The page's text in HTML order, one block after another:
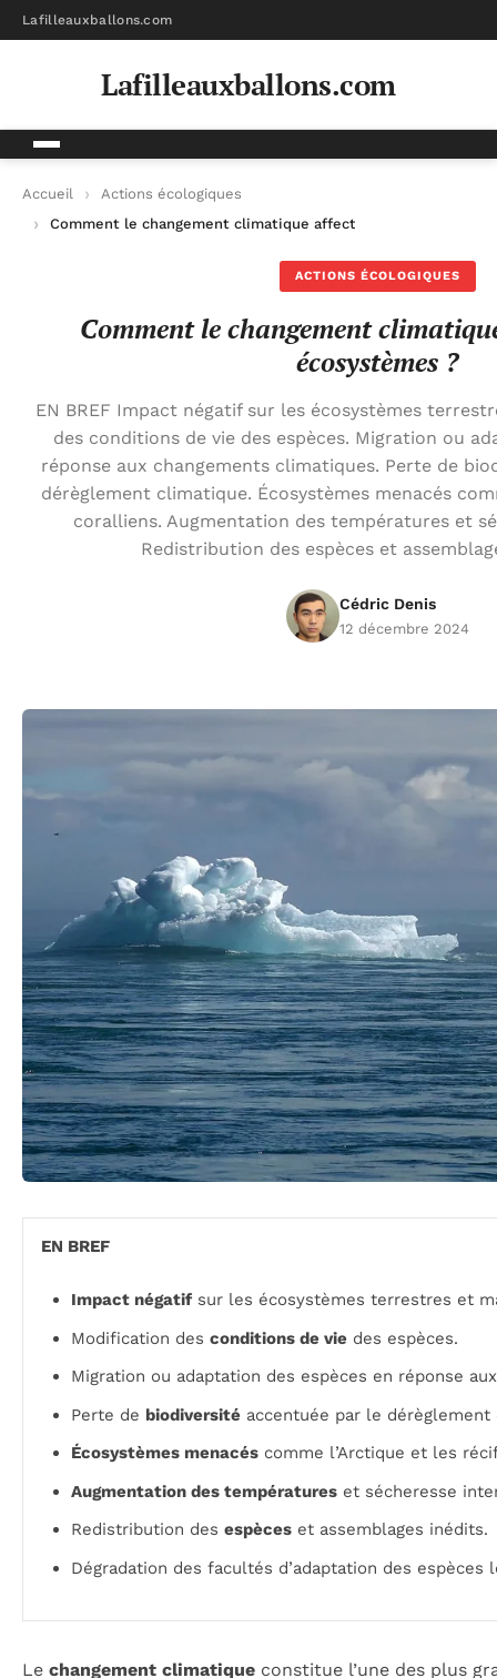
Lafilleauxballons.com
Lafilleauxballons.com
Accueil
Actions écologiques
Comment le changement climatique affecte-t-il les
ACTIONS ÉCOLOGIQUES
Comment le changement
écosystèmes ?
EN BREF Impact négatif sur les écosystèmes
des conditions de vie des espèces. Migration ou
réponse aux changements climatiques. Perte de
dérèglement climatique. Écosystèmes menacés
coralliens. Augmentation des températures et
Redistribution des espèces et
Cédric Denis
12 décembre 2024
EN BREF
Impact négatif sur les écosystèmes terrestres et
Modification des conditions de vie des espèces.
Migration ou adaptation des espèces en réponse
Perte de biodiversité accentuée par le dérèglement
Écosystèmes menacés comme l’Arctique et les
Augmentation des températures et sécheresse
Redistribution des espèces et assemblages inédits.
Dégradation des facultés d’adaptation des espèces
Le changement climatique constitue l’une des plus